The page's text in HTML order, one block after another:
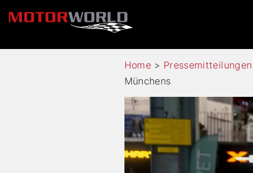
Home> Pressemitteilungen
Münchens